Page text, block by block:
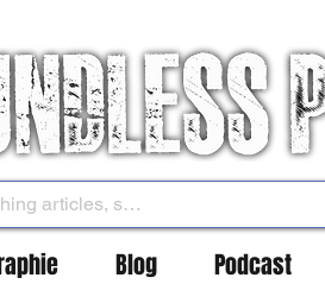
Blog Podcast